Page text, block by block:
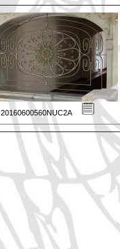
20160600560NUC2A